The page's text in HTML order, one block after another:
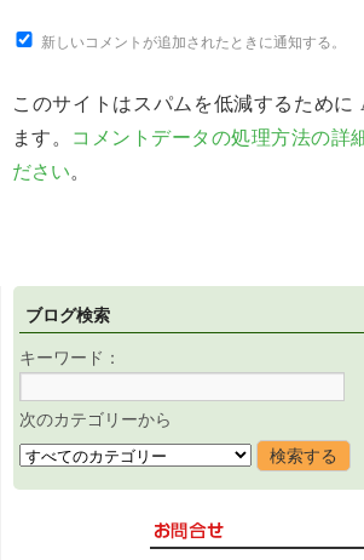
新しいコメントが追加されたときに通知する。
このサイトはスパムを低減するために
ます。 コメントデータの処理方法の詳
ださい。
ブログ検索
キーワード：
次のカテゴリーから